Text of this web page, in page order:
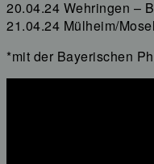
20.04.24 Wehringen –
21.04.24 Mülheim/
*mit der Bayerischen